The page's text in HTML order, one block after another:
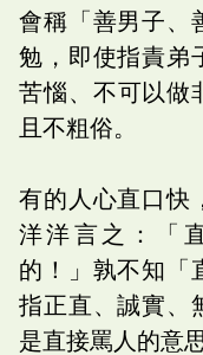
會稱「善男子、
勉，即使指責弟
苦惱、不可以
且不粗俗。
有的人心直口快
洋洋言之：「
的！」孰不知「
指正直、誠實、
是直接罵人的意